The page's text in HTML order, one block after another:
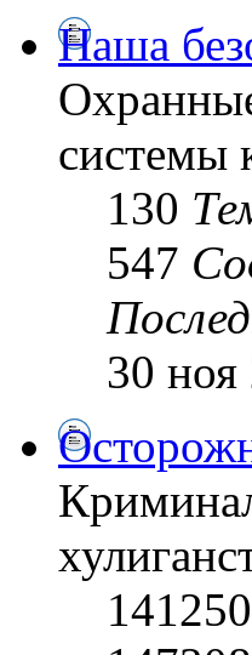
Наша
системы
130
547
30 ноя
141250